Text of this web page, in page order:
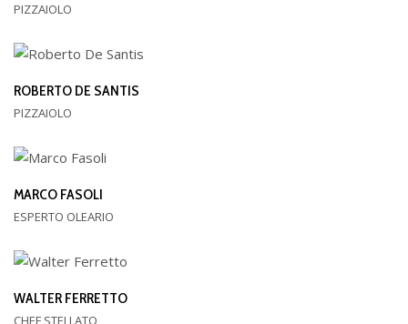
PIZZAIOLO
ROBERTO DE SANTIS
PIZZAIOLO
MARCO FASOLI
ESPERTO OLEARIO
WALTER FERRETTO
CHEF STELLATO